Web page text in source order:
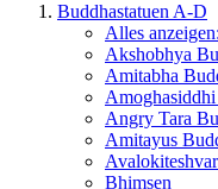
Buddhastatuen A-D
Alles
Akshobhya
Amitabha
Angry Tara
Amitayus
Bhimsen